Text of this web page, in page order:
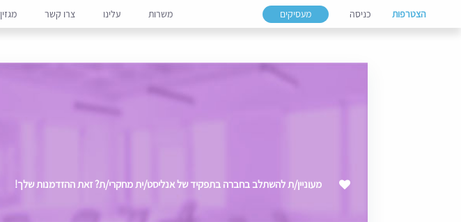
הצטרפות כניסה מעסיקים משרות עלינו צרו קשר מגזין
מעוניין/ת להשתלב בחברה בתפקיד של אנליסט/ית מחקרי/ת? זאת ההזדמנות שלך!